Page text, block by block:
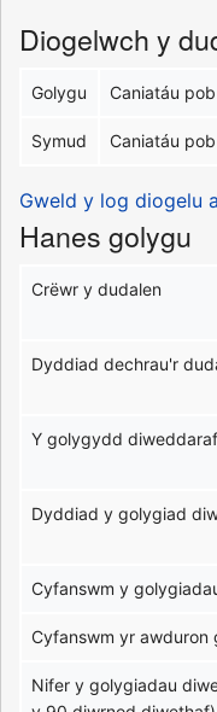
Diogelwch y
Golygu Caniatáu
Symud Caniatáu
Gweld y log diogelu
Hanes golygu
Crëwr y dudalen
Dyddiad dechrau'r
Y golygydd diweddaraf
Dyddiad y golygiad
Cyfanswm y
Cyfanswm yr awduron
Nifer y golygiadau